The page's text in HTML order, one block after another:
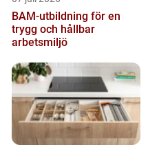
BAM-utbildning för en
trygg och hållbar
arbetsmiljö